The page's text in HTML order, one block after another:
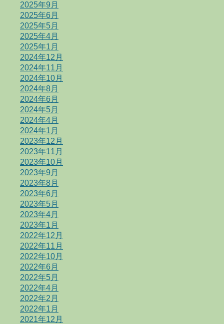
2025年9月
2025年6月
2025年5月
2025年4月
2025年1月
2024年12月
2024年11月
2024年10月
2024年8月
2024年6月
2024年5月
2024年4月
2024年1月
2023年12月
2023年11月
2023年10月
2023年9月
2023年8月
2023年6月
2023年5月
2023年4月
2023年1月
2022年12月
2022年11月
2022年10月
2022年6月
2022年5月
2022年4月
2022年2月
2022年1月
2021年12月